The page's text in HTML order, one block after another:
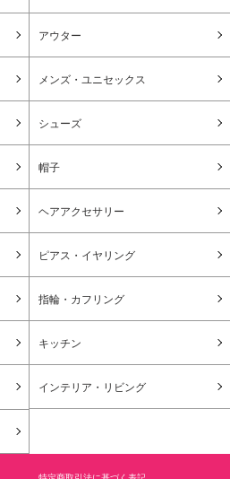
アウター
メンズ・ユニセックス
シューズ
帽子
ヘアアクセサリー
ピアス・イヤリング
指輪・カフリング
キッチン
インテリア・リビング